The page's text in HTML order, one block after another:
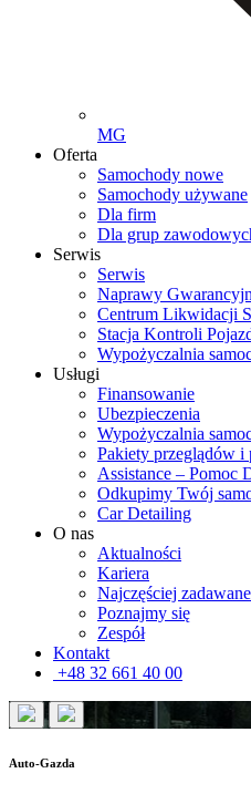
MG
Oferta
Samochody nowe
Samochody używane
Dla firm
Dla grup
Serwis
Serwis
Naprawy
Centrum Likwidacji
Stacja Kontroli
Wypożyczalnia
Usługi
Finansowanie
Ubezpieczenia
Wypożyczalnia
Pakiety przeglądów i
Assistance – Pomoc
Odkupimy Twój
Car Detailing
O nas
Aktualności
Kariera
Najczęściej
Poznajmy się
Zespół
Kontakt
+48 32 661 40 00
Auto-Gazda